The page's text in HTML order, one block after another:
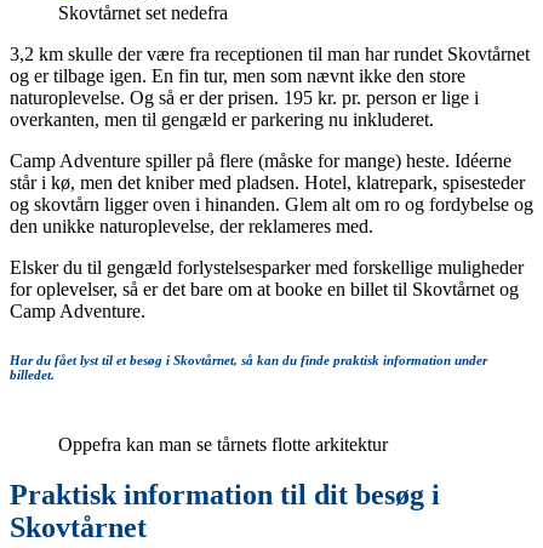
Skovtårnet set nedefra
3,2 km skulle der være fra receptionen til man har rundet Skovtårnet
og er tilbage igen. En fin tur, men som nævnt ikke den store
naturoplevelse. Og så er der prisen. 195 kr. pr. person er lige i
overkanten, men til gengæld er parkering nu inkluderet.
Camp Adventure spiller på flere (måske for mange) heste. Idéerne
står i kø, men det kniber med pladsen. Hotel, klatrepark, spisesteder
og skovtårn ligger oven i hinanden. Glem alt om ro og fordybelse og
den unikke naturoplevelse, der reklameres med.
Elsker du til gengæld forlystelsesparker med forskellige muligheder
for oplevelser, så er det bare om at booke en billet til Skovtårnet og
Camp Adventure.
Har du fået lyst til et besøg i Skovtårnet, så kan du finde praktisk information under
billedet.
Oppefra kan man se tårnets flotte arkitektur
Praktisk information til dit besøg i
Skovtårnet